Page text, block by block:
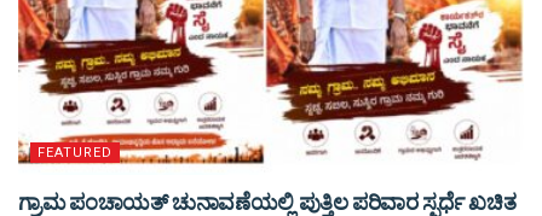
FEATURED
ಗ್ರಾಮ ಪಂಚಾಯತ್ ಚುನಾವಣೆಯಲ್ಲಿ ಪುತ್ತಿಲ ಪರಿವಾರ ಸ್ಪರ್ಧೆ ಖಚಿತ